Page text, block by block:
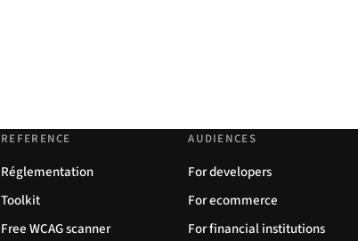
REFERENCE
Réglementation
Toolkit
Free WCAG scanner
AUDIENCES
For developers
For ecommerce
For financial institutions